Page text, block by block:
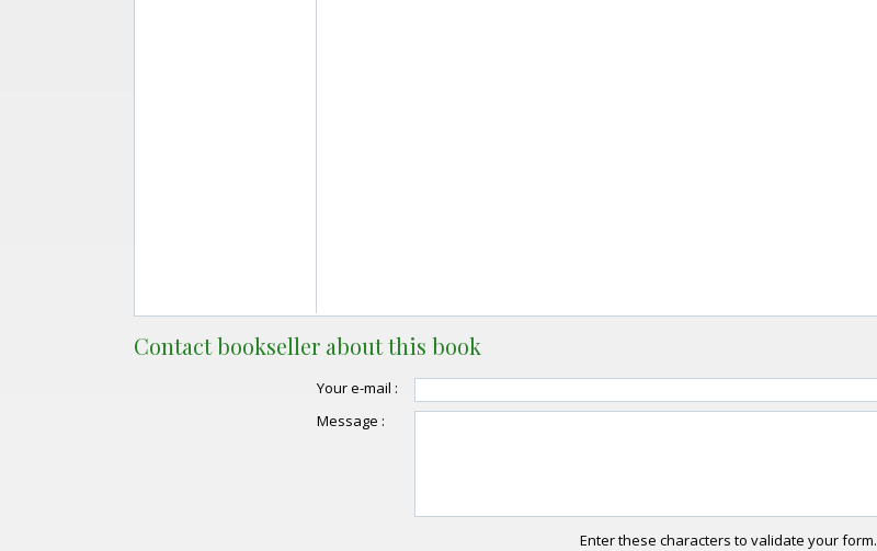
Contact bookseller about this book
Your e-mail :
Message :
Enter these characters to validate your form.